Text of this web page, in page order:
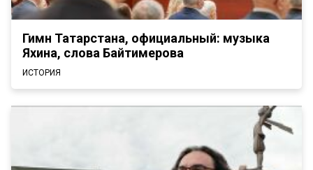
Гимн Татарстана, официальный: музыка
Яхина, слова Байтимерова
ИСТОРИЯ